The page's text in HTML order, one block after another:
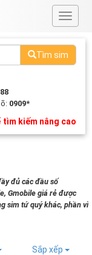
#
Tìm sim
0909*
tìm kiếm nâng cao
đủ các đầu số
Gmobile giá rẻ được
sim tứ quý khác, phần vì
Sắp xếp